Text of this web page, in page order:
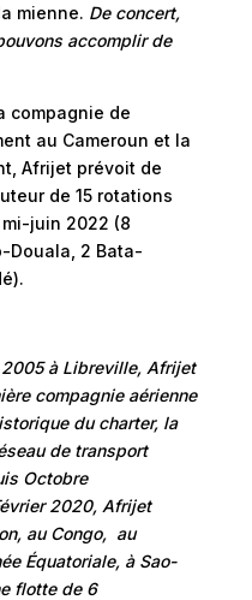
mienne. De concert,
accomplir de
compagnie de
au Cameroun et la
Afrijet prévoit de
de 15 rotations
juin 2022 (8
Douala, 2 Bata-
à Libreville, Afrijet
compagnie aérienne
du charter, la
de transport
Octobre
2020, Afrijet
au Congo, au
Équatoriale, à Sao-
flotte de 6